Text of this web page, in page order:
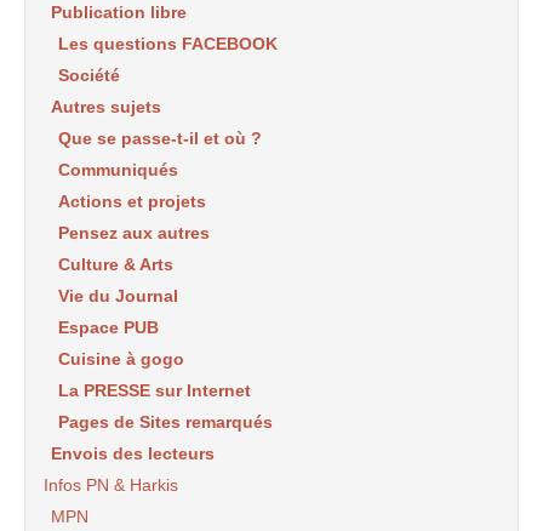
Publication libre
Les questions FACEBOOK
Société
Autres sujets
Que se passe-t-il et où ?
Communiqués
Actions et projets
Pensez aux autres
Culture & Arts
Vie du Journal
Espace PUB
Cuisine à gogo
La PRESSE sur Internet
Pages de Sites remarqués
Envois des lecteurs
Infos PN & Harkis
MPN